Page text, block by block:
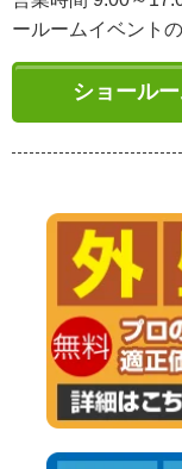
ールームイベント
ショール